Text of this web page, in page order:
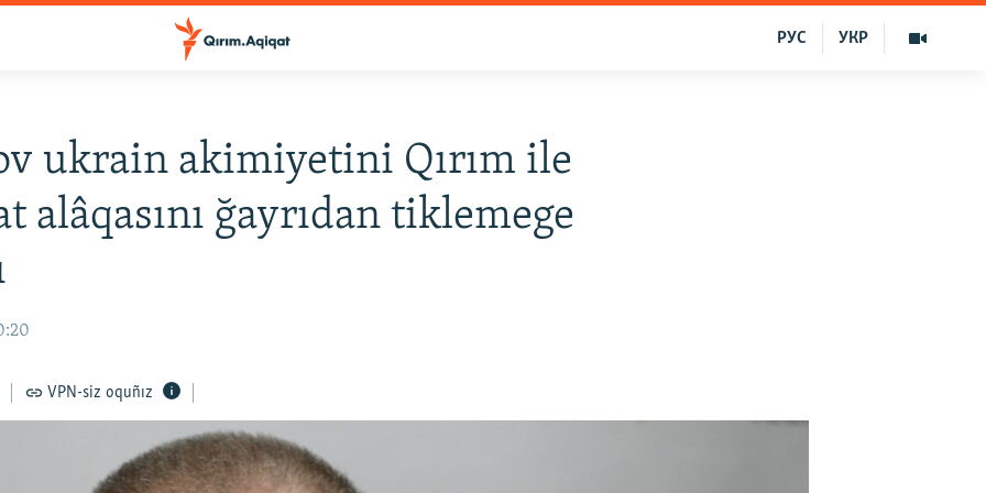
УКР
РУС
ukrain akimiyetini Qırım ile
alâqasını ğayrıdan tiklemege
VPN-siz oquñız